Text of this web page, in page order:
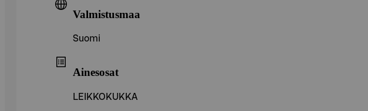
Valmistusmaa
Suomi
Ainesosat
LEIKKOKUKKA